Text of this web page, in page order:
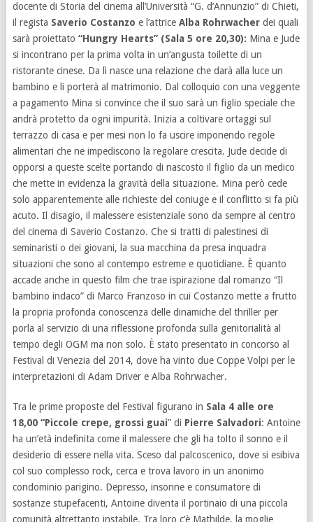
docente di Storia del cinema all’Università “G. d’Annunzio” di Chieti,
il regista Saverio Costanzo e l’attriceAlba Rohrwacherdei quali
sarà proiettato “Hungry Hearts” (Sala 5 ore 20,30): Mina e Jude
si incontrano per la prima volta in un’angusta toilette di un
ristorante cinese. Da lì nasce una relazione che darà alla luce un
bambino e li porterà al matrimonio. Dal colloquio con una veggente
a pagamento Mina si convince che il suo sarà un figlio speciale che
andrà protetto da ogni impurità. Inizia a coltivare ortaggi sul
terrazzo di casa e per mesi non lo fa uscire imponendo regole
alimentari che ne impediscono la regolare crescita. Jude decide di
opporsi a queste scelte portando di nascosto il figlio da un medico
che mette in evidenza la gravità della situazione. Mina però cede
solo apparentemente alle richieste del coniuge e il conflitto si fa più
acuto. Il disagio, il malessere esistenziale sono da sempre al centro
del cinema di Saverio Costanzo. Che si tratti di palestinesi di
seminaristi o dei giovani, la sua macchina da presa inquadra
situazioni che sono al contempo estreme e quotidiane. È quanto
accade anche in questo film che trae ispirazione dal romanzo “Il
bambino indaco” di Marco Franzoso in cui Costanzo mette a frutto
la propria profonda conoscenza delle dinamiche del thriller per
porla al servizio di una riflessione profonda sulla genitorialità al
tempo degli OGM ma non solo. È stato presentato in concorso al
Festival di Venezia del 2014, dove ha vinto due Coppe Volpi per le
interpretazioni di Adam Driver e Alba Rohrwacher.
Tra le prime proposte del Festival figurano in Sala 4 alle ore
18,00 “Piccole crepe, grossi guai” di Pierre Salvadori: Antoine
ha un’età indefinita come il malessere che gli ha tolto il sonno e il
desiderio di essere nella vita. Sceso dal palcoscenico, dove si esibiva
col suo complesso rock, cerca e trova lavoro in un anonimo
condominio parigino. Depresso, insonne e consumatore di
sostanze stupefacenti, Antoine diventa il portinaio di una piccola
comunità altrettanto instabile. Tra loro c’è Mathilde, la moglie